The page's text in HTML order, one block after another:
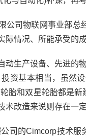
司物联网事业部总经
际情况、所能承受的
生产设备、先进的物
投资基本相当，虽然
胎和双星轮胎都是
术改造来说则存在一定
的Cimcorp技术服